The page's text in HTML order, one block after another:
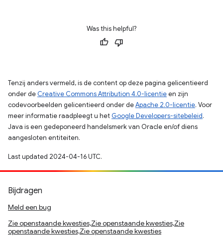
Was this helpful?
Tenzij anders vermeld, is de content op deze pagina gelicentieerd
onder de Creative Commons Attribution 4.0-licentieen zijn
codevoorbeelden gelicentieerd onder deApache 2.0-licentie. Voor
meer informatie raadpleegt u het Google Developers-sitebeleid.
Java is een gedeponeerd handelsmerk van Oracle en/of diens
aangesloten entiteiten.
Last updated 2024-04-16 UTC.
Bijdragen
Meld een bug
Zie openstaande kwesties,Zie openstaande kwesties,Zie
openstaande kwesties,Zie openstaande kwesties